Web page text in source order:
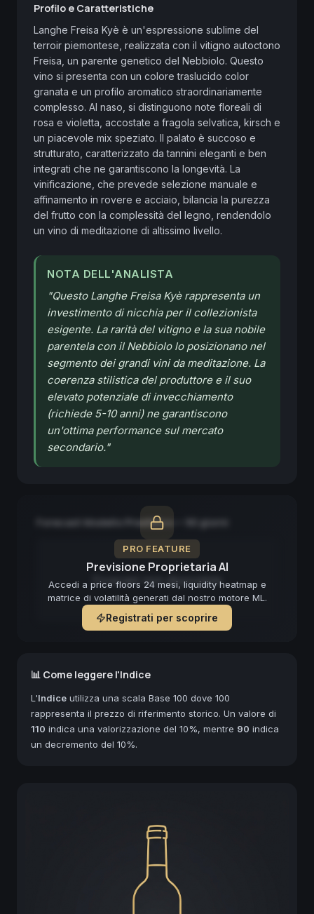
Profilo e Caratteristiche
Langhe Freisa Kyè è un'espressione sublime del
terroir piemontese, realizzata con il vitigno autoctono
Freisa, un parente genetico del Nebbiolo. Questo
vino si presenta con un colore traslucido color
granata e un profilo aromatico straordinariamente
complesso. Al naso, si distinguono note floreali di
rosa e violetta, accostate a fragola selvatica, kirsch e
un piacevole mix speziato. Il palato è succoso e
strutturato, caratterizzato da tannini eleganti e ben
integrati che ne garantiscono la longevità. La
vinificazione, che prevede selezione manuale e
affinamento in rovere e acciaio, bilancia la purezza
del frutto con la complessità del legno, rendendolo
un vino di meditazione di altissimo livello.
NOTA DELL'ANALISTA
"Questo Langhe Freisa Kyè rappresenta un
investimento di nicchia per il collezionista
esigente. La rarità del vitigno e la sua nobile
parentela con il Nebbiolo lo posizionano nel
segmento dei grandi vini da meditazione. La
coerenza stilistica del produttore e il suo
elevato potenziale di invecchiamento
(richiede 5-10 anni) ne garantiscono
un'ottima performance sul mercato
secondario."
PRO FEATURE
Previsione Proprietaria AI
Accedi a price floors 24 mesi, liquidity heatmap e
matrice di volatilità generati dal nostro motore ML.
Registrati per scoprire
Forecast Modello Predittivo — 90 giorni
Forecast non disponibile
📊 Come leggere l'Indice
L'Indice utilizza una scala Base 100 dove 100
rappresenta il prezzo di riferimento storico. Un valore di
110 indica una valorizzazione del 10%, mentre 90 indica
un decremento del 10%.